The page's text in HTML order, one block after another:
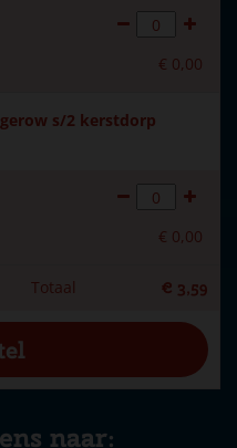
€ 0,00
s/2 kerstdorp
€ 0,00
Totaal € 3,59
naar: